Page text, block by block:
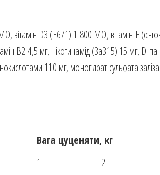
вітамін D3 (E671) 1 800 МО, вітамін E (α-
B2 4,5 мг, нікотинамід (3a315) 15 мг, D-
110 мг, моногідрат сульфата
Вага цуценяти, кг
1
2